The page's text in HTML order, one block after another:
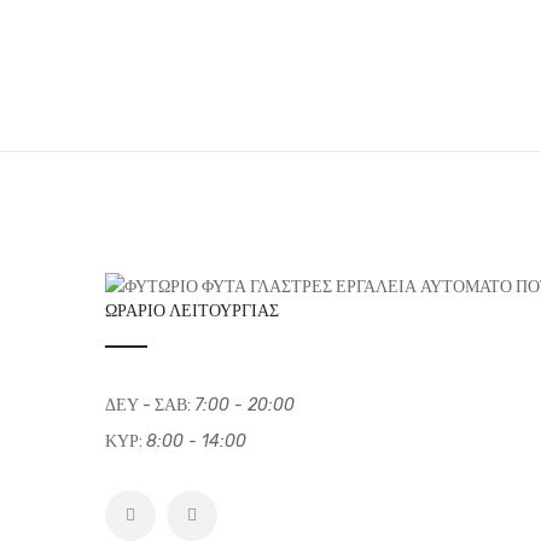
ΩΡΆΡΙΟ ΛΕΙΤΟΥΡΓΊΑΣ
ΔΕΥ - ΣΑΒ: 7:00 - 20:00
ΚΥΡ: 8:00 - 14:00